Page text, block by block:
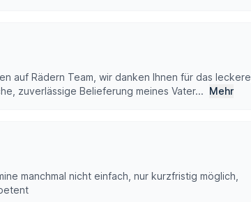
auf Rädern Team, wir danken Ihnen für das leckere,
zuverlässige Belieferung meines Vater... Mehr
manchmal nicht einfach, nur kurzfristig möglich,